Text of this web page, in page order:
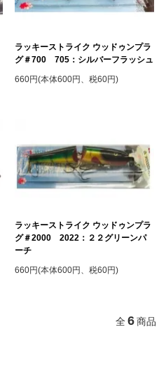
ラッキーストライク ウッドゥンプラ
グ＃700 705：シルバーフラッシュ
660円(本体600円、税60円)
ラッキーストライク ウッドゥンプラ
グ＃2000 2022：２２グリーンパ
ーチ
660円(本体600円、税60円)
全6商品